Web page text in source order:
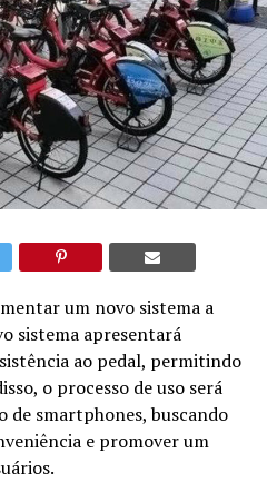
um novo sistema a
sistema apresentará
ao pedal, permitindo
o processo de uso será
de smartphones, buscando
e promover um